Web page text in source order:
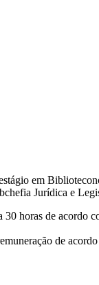
em
Jurídica e
30 horas de acordo
de acordo